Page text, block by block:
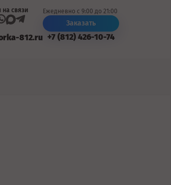
на связи
812.ru
Ежедневно с 9:00 до 21:00
Заказать
+7 (812) 426-10-74